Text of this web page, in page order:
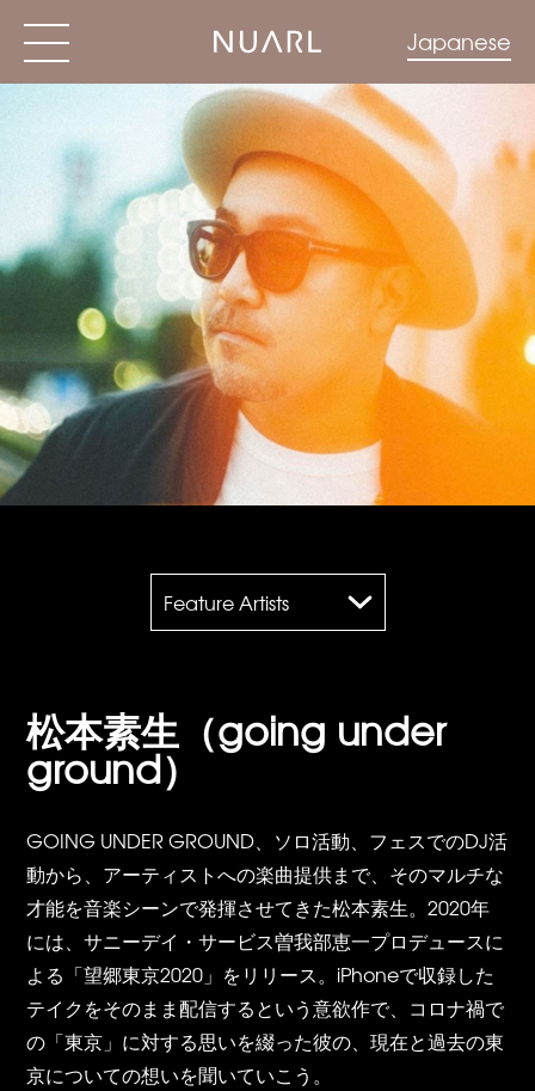
Japanese
Feature Artists
松本素生（going under
ground）
GOING UNDER GROUND、ソロ活動、フェスでのDJ活
動から、アーティストへの楽曲提供まで、そのマルチな
才能を音楽シーンで発揮させてきた松本素生。2020年
には、サニーデイ・サービス曽我部恵一プロデュースに
よる「望郷東京2020」をリリース。iPhoneで収録した
テイクをそのまま配信するという意欲作で、コロナ禍で
の「東京」に対する思いを綴った彼の、現在と過去の東
京についての想いを聞いていこう。